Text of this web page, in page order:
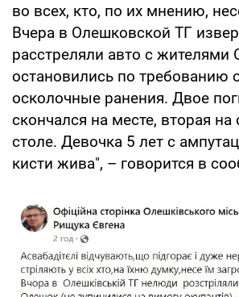
во всех, кто, по их мнению,
Вчера в Олешковской ТГ
расстреляли авто с жителями
остановились по требованию
осколочные ранения. Двое
скончался на месте, вторая
столе. Девочка 5 лет с
кисти жива", – говорится в